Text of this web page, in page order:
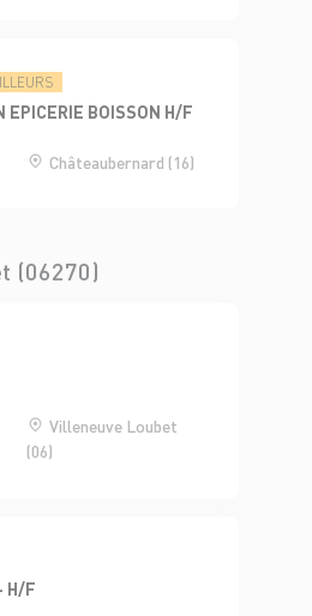
EPICERIE BOISSON H/F
Châteaubernard (16)
(06270)
Villeneuve Loubet
(06)
H/F